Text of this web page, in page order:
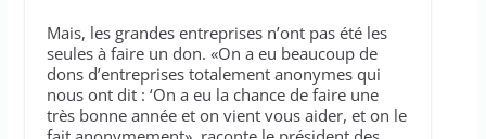
Mais, les grandes entreprises n’ont pas été les
seules à faire un don. «On a eu beaucoup de
dons d’entreprises totalement anonymes qui
nous ont dit : ‘On a eu la chance de faire une
très bonne année et on vient vous aider, et on le